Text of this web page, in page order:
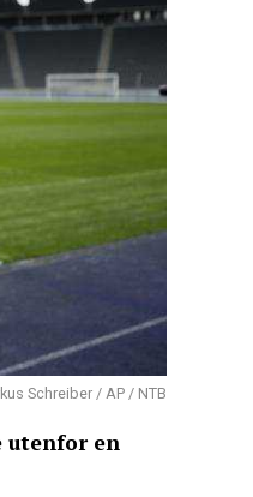
Schreiber / AP / NTB
utenfor en